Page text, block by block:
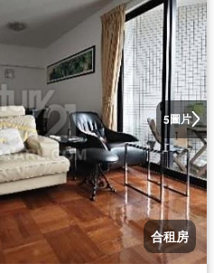
5圖片
合租房